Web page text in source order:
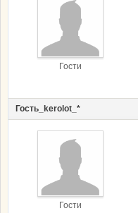
Гости
Гость_kerolot_*
Гости